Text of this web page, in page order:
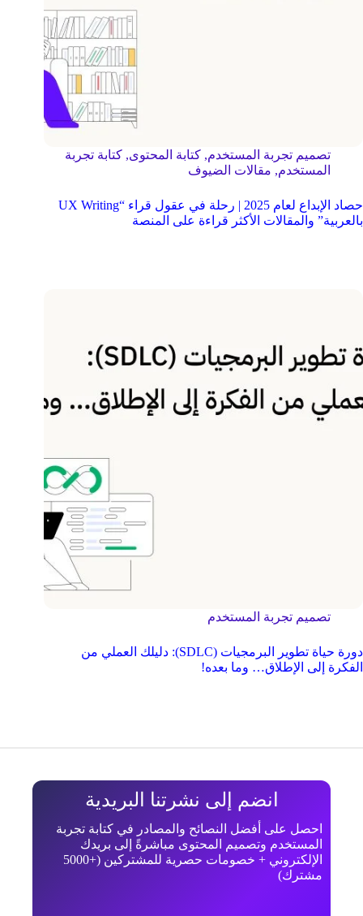
تصميم تجربة المستخدم, كتابة المحتوى, كتابة تجربة
المستخدم, مقالات الضيوف
حصاد الإبداع لعام 2025 | رحلة في عقول قراء “UX Writing
بالعربية” والمقالات الأكثر قراءة على المنصة
تصميم تجربة المستخدم
دورة حياة تطوير البرمجيات (SDLC): دليلك العملي من
الفكرة إلى الإطلاق… وما بعده!
انضم إلى نشرتنا البريدية
احصل على أفضل النصائح والمصادر في كتابة تجربة
المستخدم وتصميم المحتوى مباشرةً إلى بريدك
الإلكتروني + خصومات حصرية للمشتركين (+5000
مشترك)